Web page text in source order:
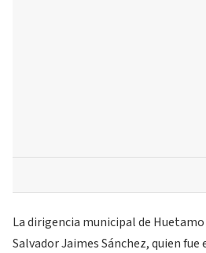
La dirigencia municipal de
Salvador Jaimes Sánchez, quien